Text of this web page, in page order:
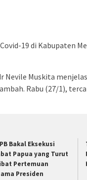
19 di Kabupaten
Nevile Muskita
Rabu (27/1),
Bakal Eksekusi
Papua yang Turut
Pertemuan
Presiden